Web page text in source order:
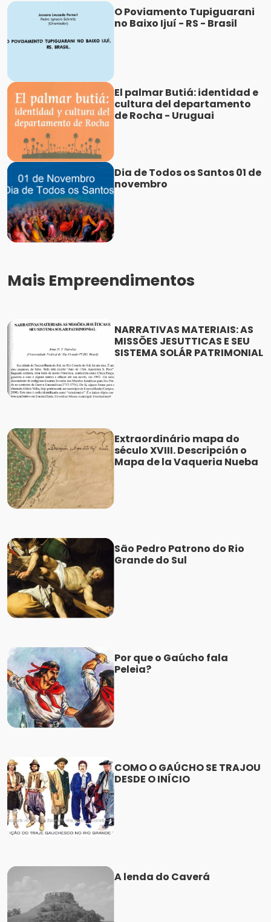
O Poviamento Tupiguarani
no Baixo Ijuí - RS - Brasil
El palmar Butiá: identidad e
cultura del departamento
de Rocha - Uruguai
Dia de Todos os Santos 01 de
novembro
Mais Empreendimentos
NARRATIVAS MATERIAIS: AS
MISSÕES JESUTTICAS E SEU
SISTEMA SOLÁR PATRIMONIAL
Extraordinário mapa do
século XVIII. Descripción o
Mapa de la Vaqueria Nueba
São Pedro Patrono do Rio
Grande do Sul
Por que o Gaúcho fala
Peleia?
COMO O GAÚCHO SE TRAJOU
DESDE O INÍCIO
A lenda do Caverá